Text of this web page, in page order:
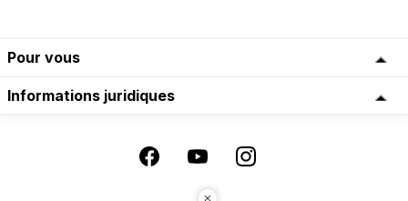
Pour vous
Informations juridiques